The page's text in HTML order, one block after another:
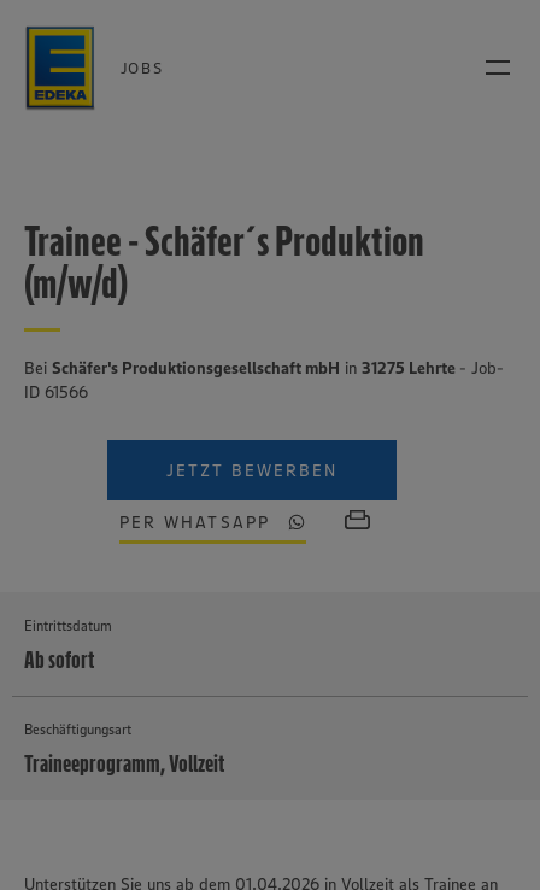
JOBS
Trainee - Schäfer´s Produktion
(m/w/d)
Bei Schäfer's Produktionsgesellschaft mbH in 31275 Lehrte - Job-
ID 61566
JETZT BEWERBEN
PER WHATSAPP
Eintrittsdatum
Ab sofort
Beschäftigungsart
Traineeprogramm, Vollzeit
Unterstützen Sie uns ab dem 01.04.2026 in Vollzeit als Trainee an